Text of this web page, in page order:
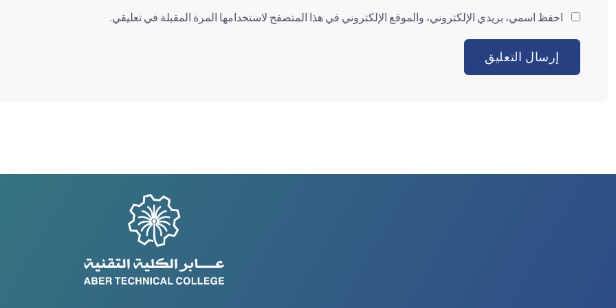
احفظ اسمي، بريدي الإلكتروني، والموقع الإلكتروني في هذا المتصفح لاستخدامها المرة المقبلة في تعليقي.